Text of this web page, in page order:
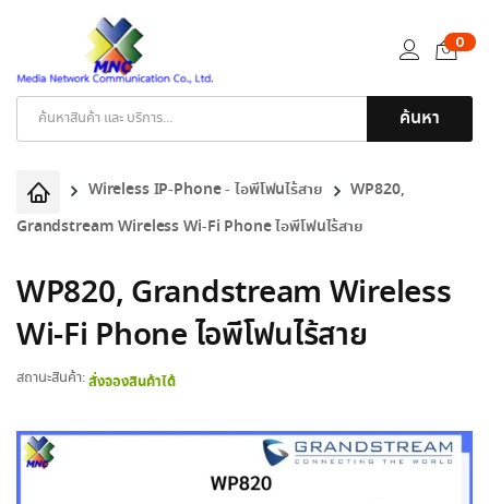
ค้นหา
0
Wireless IP-Phone - ไอพีโฟนไร้สาย
WP820,
Grandstream Wireless Wi-Fi Phone ไอพีโฟนไร้สาย
WP820, Grandstream Wireless
Wi-Fi Phone ไอพีโฟนไร้สาย
สถานะสินค้า:สั่งจองสินค้าได้